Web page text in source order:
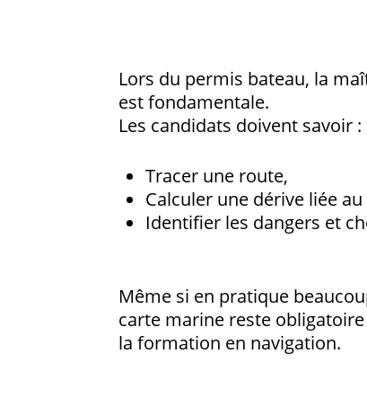
Lors du permis bateau, la
est fondamentale.
Les candidats doivent savoir :
Tracer une route,
Calculer une dérive liée
Identifier les dangers et
Même si en pratique
carte marine reste
la formation en navigation.